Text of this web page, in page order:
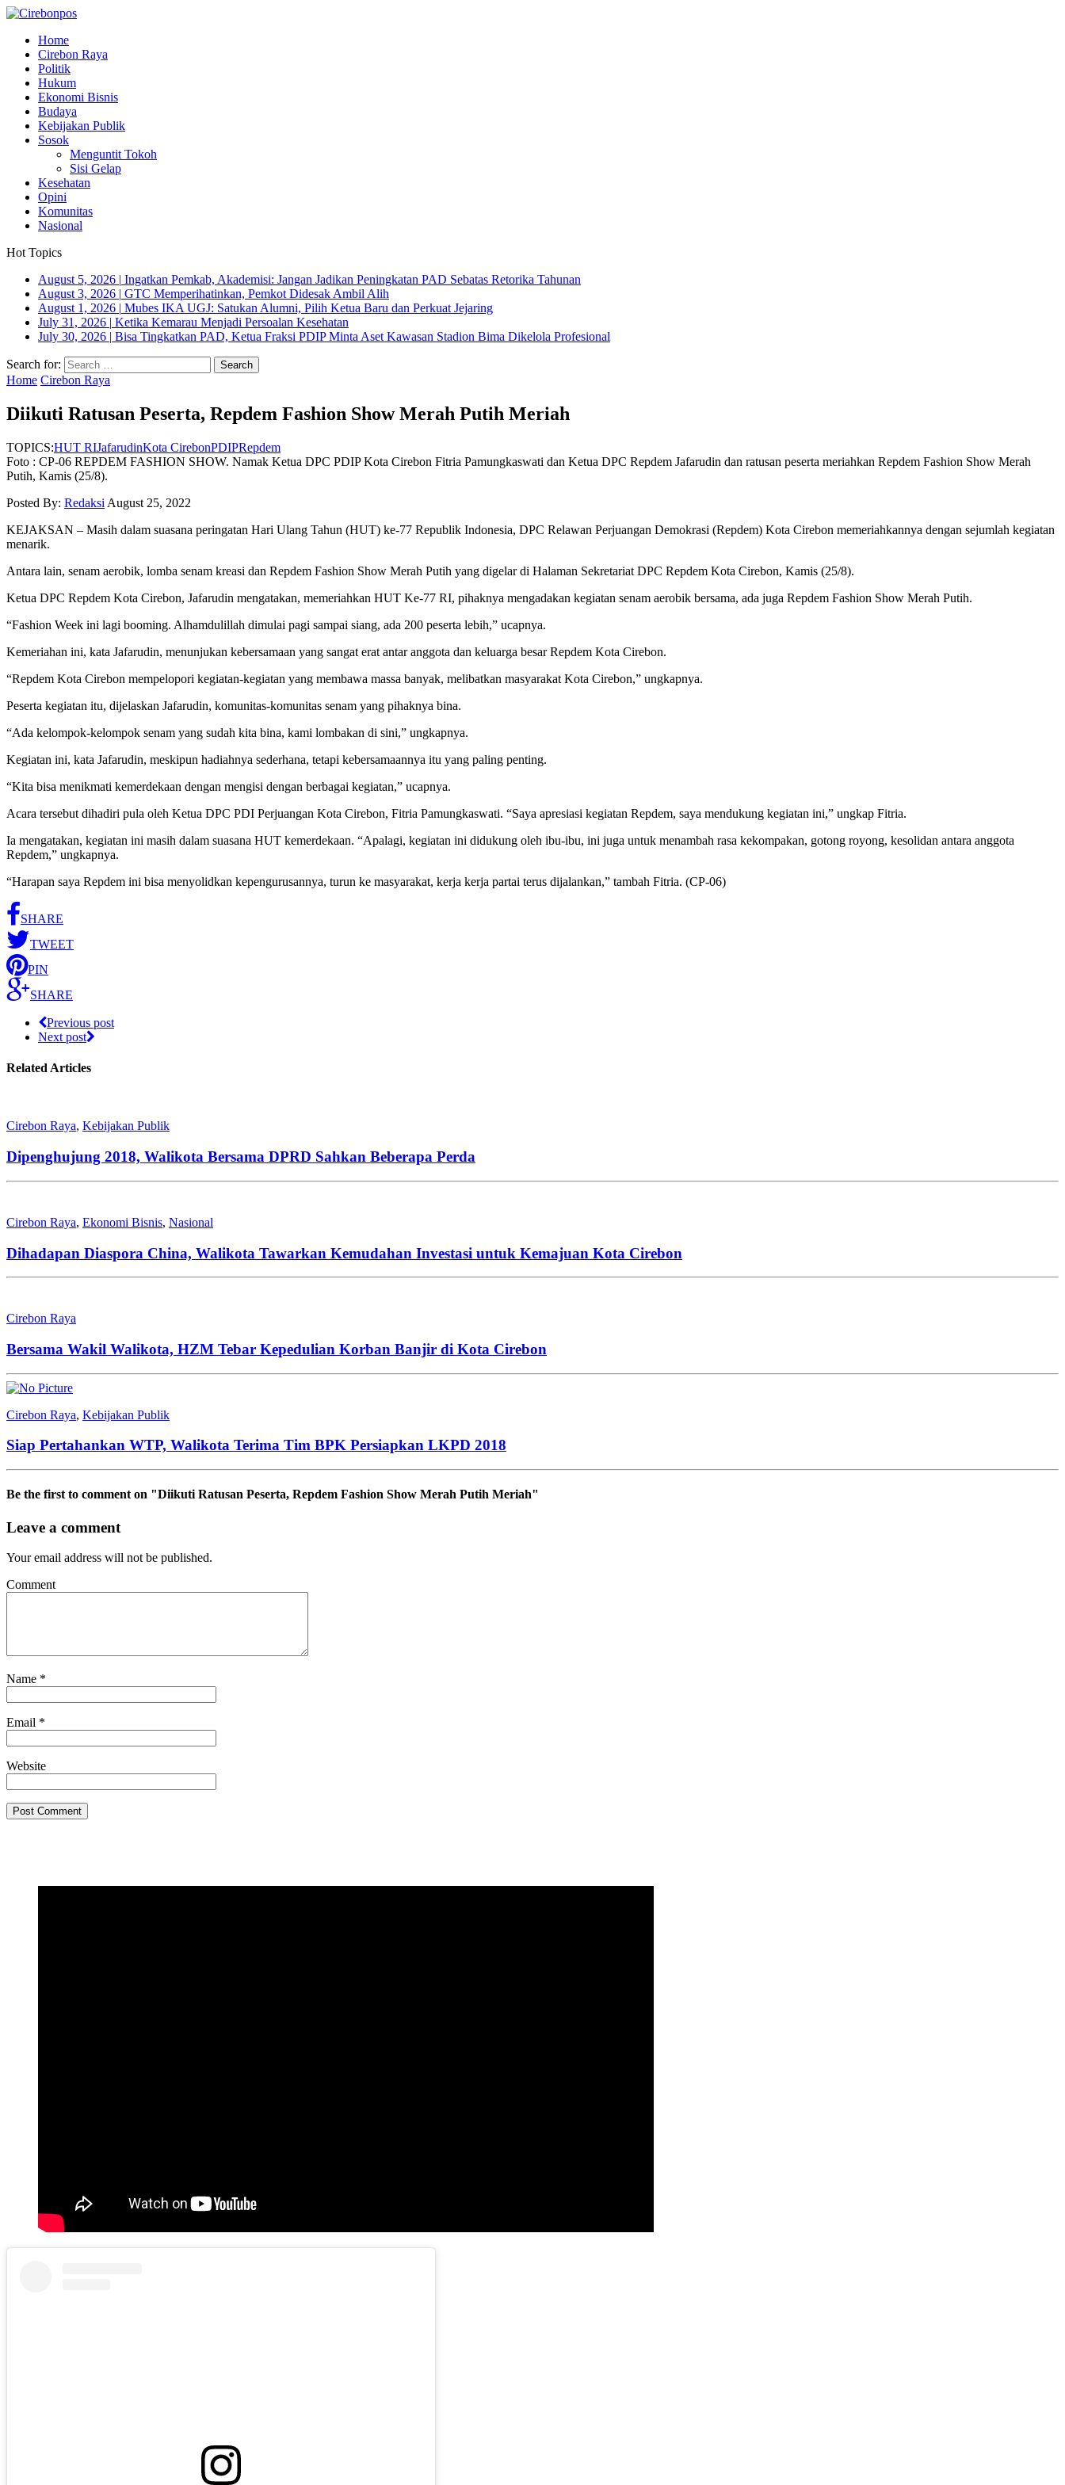
Home
Cirebon Raya
Politik
Hukum
Ekonomi Bisnis
Budaya
Kebijakan Publik
Sosok
Menguntit Tokoh
Sisi Gelap
Kesehatan
Opini
Komunitas
Nasional
Hot Topics
August 5, 2026 | Ingatkan Pemkab, Akademisi: Jangan Jadikan Peningkatan PAD Sebatas Retorika Tahunan
August 3, 2026 | GTC Memperihatinkan, Pemkot Didesak Ambil Alih
August 1, 2026 | Mubes IKA UGJ: Satukan Alumni, Pilih Ketua Baru dan Perkuat Jejaring
July 31, 2026 | Ketika Kemarau Menjadi Persoalan Kesehatan
July 30, 2026 | Bisa Tingkatkan PAD, Ketua Fraksi PDIP Minta Aset Kawasan Stadion Bima Dikelola Profesional
Search for:
Home Cirebon Raya
Diikuti Ratusan Peserta, Repdem Fashion Show Merah Putih Meriah
TOPICS:HUT RIJafarudinKota CirebonPDIPRepdem
Foto : CP-06 REPDEM FASHION SHOW. Namak Ketua DPC PDIP Kota Cirebon Fitria Pamungkaswati dan Ketua DPC Repdem Jafarudin dan ratusan peserta meriahkan Repdem Fashion Show Merah
Putih, Kamis (25/8).
Posted By: Redaksi August 25, 2022
KEJAKSAN – Masih dalam suasana peringatan Hari Ulang Tahun (HUT) ke-77 Republik Indonesia, DPC Relawan Perjuangan Demokrasi (Repdem) Kota Cirebon memeriahkannya dengan sejumlah kegiatan
menarik.
Antara lain, senam aerobik, lomba senam kreasi dan Repdem Fashion Show Merah Putih yang digelar di Halaman Sekretariat DPC Repdem Kota Cirebon, Kamis (25/8).
Ketua DPC Repdem Kota Cirebon, Jafarudin mengatakan, memeriahkan HUT Ke-77 RI, pihaknya mengadakan kegiatan senam aerobik bersama, ada juga Repdem Fashion Show Merah Putih.
“Fashion Week ini lagi booming. Alhamdulillah dimulai pagi sampai siang, ada 200 peserta lebih,” ucapnya.
Kemeriahan ini, kata Jafarudin, menunjukan kebersamaan yang sangat erat antar anggota dan keluarga besar Repdem Kota Cirebon.
“Repdem Kota Cirebon mempelopori kegiatan-kegiatan yang membawa massa banyak, melibatkan masyarakat Kota Cirebon,” ungkapnya.
Peserta kegiatan itu, dijelaskan Jafarudin, komunitas-komunitas senam yang pihaknya bina.
“Ada kelompok-kelompok senam yang sudah kita bina, kami lombakan di sini,” ungkapnya.
Kegiatan ini, kata Jafarudin, meskipun hadiahnya sederhana, tetapi kebersamaannya itu yang paling penting.
“Kita bisa menikmati kemerdekaan dengan mengisi dengan berbagai kegiatan,” ucapnya.
Acara tersebut dihadiri pula oleh Ketua DPC PDI Perjuangan Kota Cirebon, Fitria Pamungkaswati. “Saya apresiasi kegiatan Repdem, saya mendukung kegiatan ini,” ungkap Fitria.
Ia mengatakan, kegiatan ini masih dalam suasana HUT kemerdekaan. “Apalagi, kegiatan ini didukung oleh ibu-ibu, ini juga untuk menambah rasa kekompakan, gotong royong, kesolidan antara anggota
Repdem,” ungkapnya.
“Harapan saya Repdem ini bisa menyolidkan kepengurusannya, turun ke masyarakat, kerja kerja partai terus dijalankan,” tambah Fitria. (CP-06)
SHARE
TWEET
PIN
SHARE
Previous post
Next post
Related Articles
Cirebon Raya, Kebijakan Publik
Dipenghujung 2018, Walikota Bersama DPRD Sahkan Beberapa Perda
Cirebon Raya, Ekonomi Bisnis, Nasional
Dihadapan Diaspora China, Walikota Tawarkan Kemudahan Investasi untuk Kemajuan Kota Cirebon
Cirebon Raya
Bersama Wakil Walikota, HZM Tebar Kepedulian Korban Banjir di Kota Cirebon
Cirebon Raya, Kebijakan Publik
Siap Pertahankan WTP, Walikota Terima Tim BPK Persiapkan LKPD 2018
Be the first to comment on "Diikuti Ratusan Peserta, Repdem Fashion Show Merah Putih Meriah"
Leave a comment
Your email address will not be published.
Comment
Name *
Email *
Website